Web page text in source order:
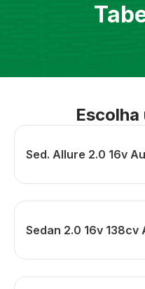
Escolha
Sed. Allure 2.0 16v
Sedan 2.0 16v 138cv